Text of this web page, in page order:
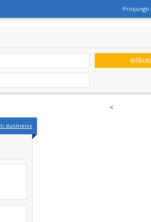
Prisijungti
Ieškoti
duomenis
<